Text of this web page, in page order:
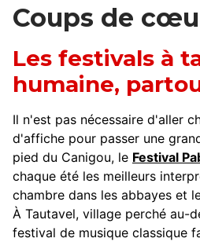
Coups de
Les festivals à
humaine,
Il n'est pas nécessaire d'aller
d'affiche pour passer une
pied du Canigou, le Festival
chaque été les meilleurs
chambre dans les abbayes et
À Tautavel, village perché au-
festival de musique classique